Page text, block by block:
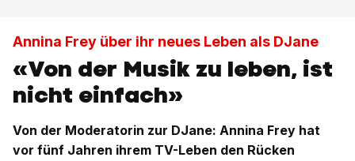
Annina Frey über ihr neues Leben als DJane
«Von der Musik zu leben, ist
nicht einfach»
Von der Moderatorin zur DJane: Annina Frey hat
vor fünf Jahren ihrem TV-Leben den Rücken